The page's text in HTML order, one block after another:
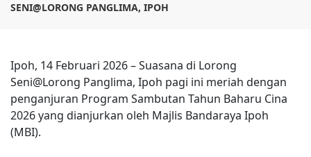
SENI@LORONG PANGLIMA, IPOH
Ipoh, 14 Februari 2026 – Suasana di Lorong
Seni@Lorong Panglima, Ipoh pagi ini meriah dengan
penganjuran Program Sambutan Tahun Baharu Cina
2026 yang dianjurkan oleh Majlis Bandaraya Ipoh
(MBI).